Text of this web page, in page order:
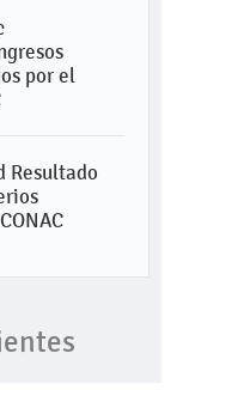
por el
Resultado